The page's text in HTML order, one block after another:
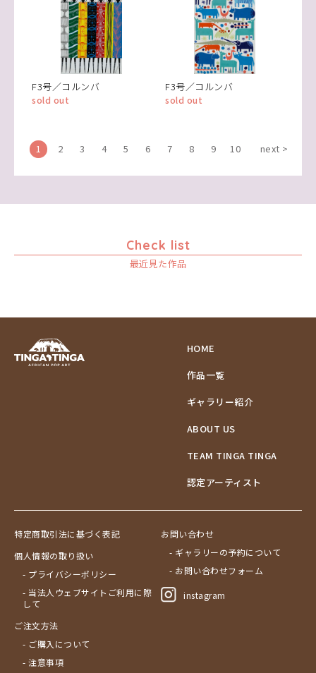
F3号／コルンバ
sold out
F3号／コルンバ
sold out
1 2 3 4 5 6 7 8 9 10 next >
Check list
最近見た作品
HOME
作品一覧
ギャラリー紹介
ABOUT US
TEAM TINGA TINGA
認定アーティスト
特定商取引法に基づく表記
個人情報の取り扱い
- プライバシーポリシー
- 当法人ウェブサイトご利用に際
して
ご注文方法
- ご購入について
- 注意事項
お問い合わせ
- ギャラリーの予約について
- お問い合わせフォーム
instagram